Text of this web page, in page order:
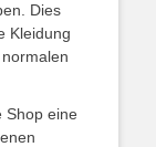
Dies
Kleidung
Shop eine